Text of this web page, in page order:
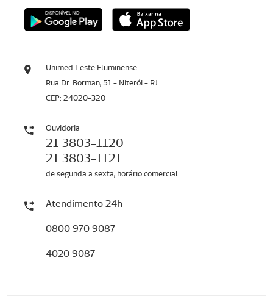
Unimed Leste Fluminense
Rua Dr. Borman, 51 - Niterói - RJ
CEP: 24020-320
Ouvidoria
21 3803-1120
21 3803-1121
de segunda a sexta, horário comercial
Atendimento 24h
0800 970 9087
4020 9087